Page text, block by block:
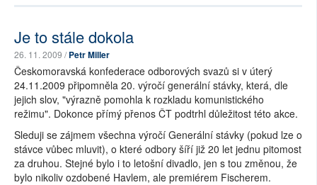
Je to stále dokola
26. 11. 2009 /Petr Miller
Českomoravská konfederace odborových svazů si v úterý
24.11.2009 připomněla 20. výročí generální stávky, která, dle
jejich slov, "výrazně pomohla k rozkladu komunistického
režimu". Dokonce přímý přenos ČT podtrhl důležitost této akce.
Sleduji se zájmem všechna výročí Generální stávky (pokud lze o
stávce vůbec mluvit), o které odbory šíří již 20 let jednu pitomost
za druhou. Stejné bylo i to letošní divadlo, jen s tou změnou, že
bylo nikoliv ozdobené Havlem, ale premiérem Fischerem.